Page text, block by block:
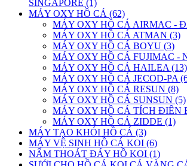
SINGAPORE (1)
MÁY OXY HỒ CÁ (62)
MÁY OXY HỒ CÁ AIRMAC -
MÁY OXY HỒ CÁ ATMAN (3)
MÁY OXY HỒ CÁ BOYU (3)
MÁY OXY HỒ CÁ FUJIMAC -
MÁY OXY HỒ CÁ HAILEA (13)
MÁY OXY HỒ CÁ JECOD-PA
MÁY OXY HỒ CÁ RESUN (8)
MÁY OXY HỒ CÁ SUNSUN (5)
MÁY OXY HỒ CÁ TÍCH ĐIÊN
MÁY OXY HỒ CÁ ZIDDE (1)
MÁY TẠO KHÓI HỒ CÁ (3)
MÁY VỆ SINH HỒ CÁ KOI (6)
NẤM THOÁT ĐÁY HỒ KOI (1)